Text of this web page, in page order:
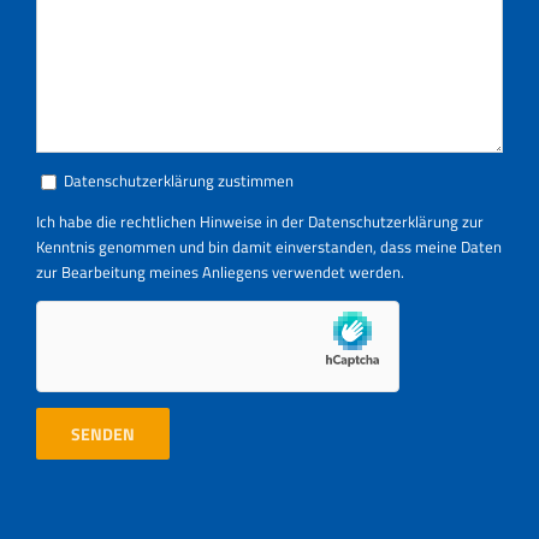
Datenschutzerklärung zustimmen
Ich habe die rechtlichen Hinweise in der Datenschutzerklärungzur
Kenntnis genommen und bin damit einverstanden, dass meine Daten
zur Bearbeitung meines Anliegens verwendet werden.